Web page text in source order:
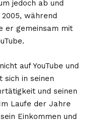
jedoch ab und
während
er gemeinsam mit
auf YouTube und
sich in seinen
und seinen
Laufe der Jahre
Einkommen und